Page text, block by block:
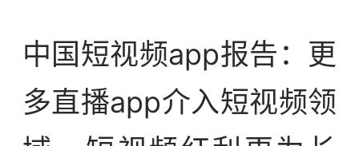
中国短视频app报告：更
多直播app介入短视频领